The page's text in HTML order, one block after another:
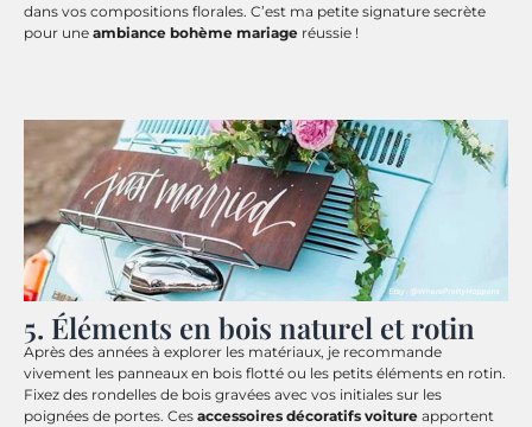
dans vos compositions florales. C’est ma petite signature secrète
pour une ambiance bohème mariage réussie !
5. Éléments en bois naturel et rotin
Après des années à explorer les matériaux, je recommande
vivement les panneaux en bois flotté ou les petits éléments en rotin.
Fixez des rondelles de bois gravées avec vos initiales sur les
poignées de portes. Ces accessoires décoratifs voiture apportent